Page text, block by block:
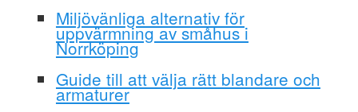
Miljövänliga alternativ för
uppvärmning av småhus i
Norrköping
Guide till att välja rätt blandare och
armaturer